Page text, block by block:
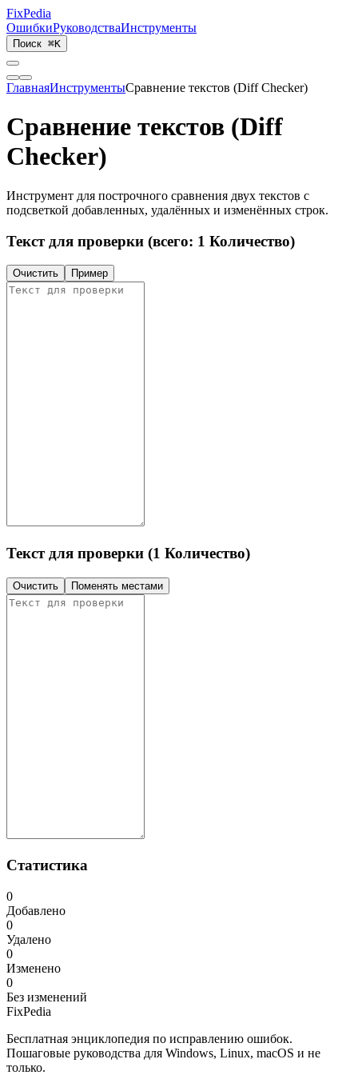
FixPedia
ОшибкиРуководстваИнструменты
Поиск ⌘K
ГлавнаяИнструментыСравнение текстов (Diff Checker)
Сравнение текстов (Diff
Checker)
Инструмент для построчного сравнения двух текстов с
подсветкой добавленных, удалённых и изменённых строк.
Текст для проверки (всего: 1 Количество)
Очистить Пример
Текст для проверки (1 Количество)
Очистить Поменять местами
Статистика
0
Добавлено
0
Удалено
0
Изменено
0
Без изменений
FixPedia
Бесплатная энциклопедия по исправлению ошибок.
Пошаговые руководства для Windows, Linux, macOS и не
только.